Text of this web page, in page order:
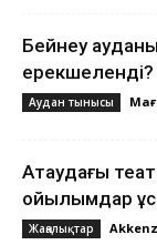
Бейнеу
ерекшеленді?
Аудан тынысы
Ақтаудағы
қойылымдар
Жаңалықтар